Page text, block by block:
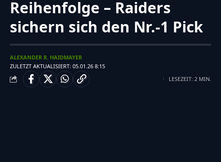
Reihenfolge – Raiders
sichern sich den Nr.-1 Pick
ZULETZT AKTUALISIERT: 05.01.26 8:15
ALEXANDER R. HAIDMAYER
LESEZEIT: 2 MIN.